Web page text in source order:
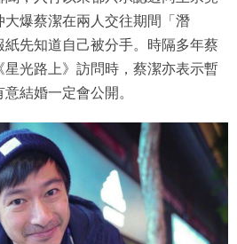
爆蔡潔在兩人交往期間「潛
先知道自己被分手。時隔多年蔡
光路上》訪問時，蔡潔亦表示暫
結婚一定會公開。